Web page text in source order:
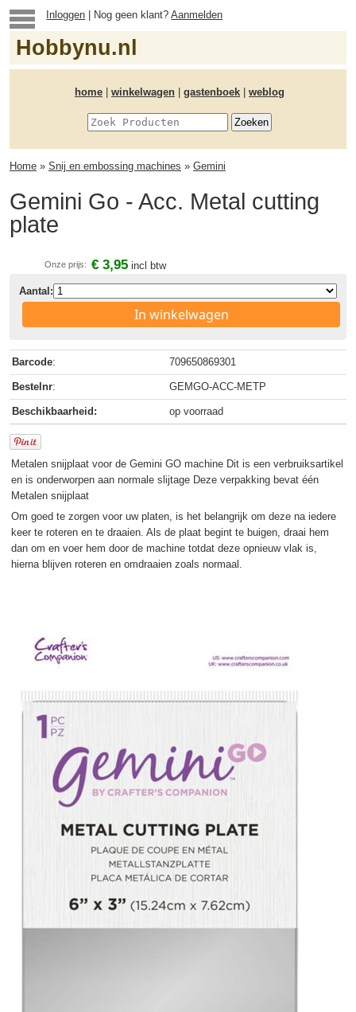
Inloggen | Nog geen klant?Aanmelden
Hobbynu.nl
home winkelwagen gastenboek weblog
Home » Snij en embossing machines » Gemini
Gemini Go - Acc. Metal cutting
plate
Onze prijs: € 3,95 incl btw
Aantal:
In winkelwagen
Barcode: 709650869301
Bestelnr: GEMGO-ACC-METP
Beschikbaarheid: op voorraad
Metalen snijplaat voor de Gemini GO machine Dit is een verbruiksartikel
en is onderworpen aan normale slijtage Deze verpakking bevat één
Metalen snijplaat
Om goed te zorgen voor uw platen, is het belangrijk om deze na iedere
keer te roteren en te draaien. Als de plaat begint te buigen, draai hem
dan om en voer hem door de machine totdat deze opnieuw vlak is,
hierna blijven roteren en omdraaien zoals normaal.